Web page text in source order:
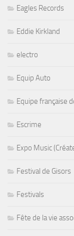
Eagles Records
Eddie Kirkland
electro
Equip Auto
Equipe française
Escrime
Expo Music
Festival de Gisors
Festivals
Fête de la vie